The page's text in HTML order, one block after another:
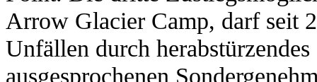
Arrow Glacier Camp, darf seit
Unfällen durch
ausgesprochenen